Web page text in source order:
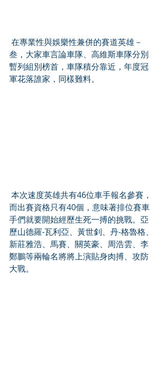
叁，大家車言論車隊、高維斯車隊分別
暫列組別榜首，車隊積分靠近，年度冠
軍花落誰家，同樣難料。
而出賽資格只有40個，意味著排位賽車
手們就要開始經歷生死一搏的挑戰。亞
歷山德羅-瓦利亞、黃世釗、丹-格魯格、
新莊雅浩、馬賽、關英豪、周浩雲、李
鄭鵬等兩輪名將將上演貼身肉搏、攻防
大戰。